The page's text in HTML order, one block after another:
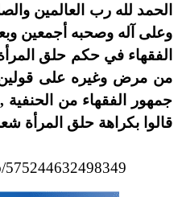
الحمد لله رب العالمين
وعلى آله وصحبه أجمعين
الفقهاء في حكم حلق
من مرض وغيره على
جمهور الفقهاء من الحنفية
قالوا بكراهة حلق المرأة
575244632498349